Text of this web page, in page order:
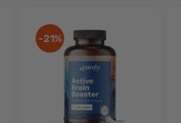
-21%